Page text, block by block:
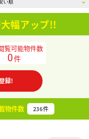
大幅アップ!!
覧可能物件数
0件
録!
物件数 236件